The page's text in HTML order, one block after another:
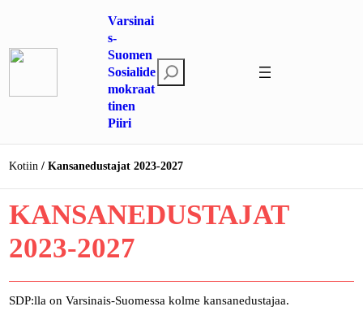
Varsinai
s-
Suomen
Sosialide
mokraat
tinen
Piiri
t
Kotiin Kansanedustajat 2023-2027
KANSANEDUSTAJAT
2023-2027
SDP:lla on Varsinais-Suomessa kolme kansanedustajaa.